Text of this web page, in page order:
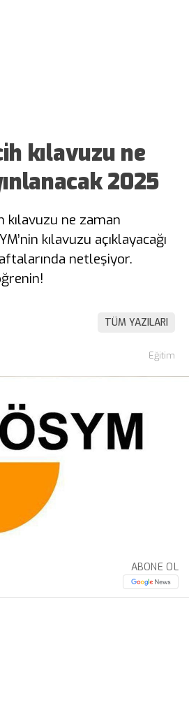
kılavuzu ne
2025
kılavuzu ne zaman
kılavuzu açıklayacağı
netleşiyor.
TÜM YAZILARI
Eğitim
ABONE OL